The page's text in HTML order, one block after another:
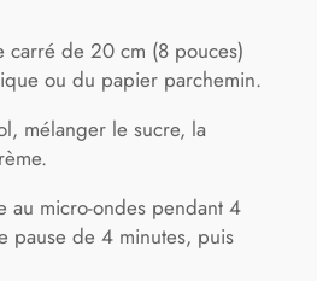
carré de 20 cm (8 pouces)
ou du papier parchemin.
mélanger le sucre, la
au micro-ondes pendant 4
pause de 4 minutes, puis